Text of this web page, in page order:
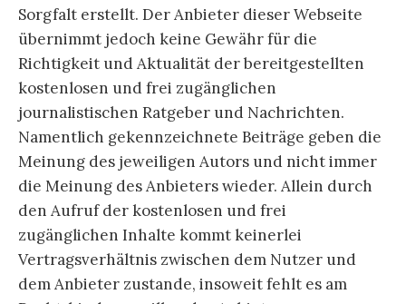
Sorgfalt erstellt. Der Anbieter dieser Webseite
übernimmt jedoch keine Gewähr für die
Richtigkeit und Aktualität der bereitgestellten
kostenlosen und frei zugänglichen
journalistischen Ratgeber und Nachrichten.
Namentlich gekennzeichnete Beiträge geben die
Meinung des jeweiligen Autors und nicht immer
die Meinung des Anbieters wieder. Allein durch
den Aufruf der kostenlosen und frei
zugänglichen Inhalte kommt keinerlei
Vertragsverhältnis zwischen dem Nutzer und
dem Anbieter zustande, insoweit fehlt es am